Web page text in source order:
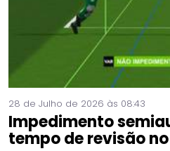
28 de Julho de 2026 às 08:43
Impedimento
tempo de revisão